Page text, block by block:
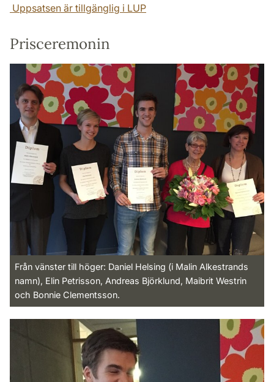
Uppsatsen är tillgänglig i LUP
Prisceremonin
Från vänster till höger: Daniel Helsing (i Malin Alkestrands
namn), Elin Petrisson, Andreas Björklund, Maibrit Westrin
och Bonnie Clementsson.